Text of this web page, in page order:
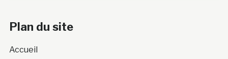
Plan du site
Accueil